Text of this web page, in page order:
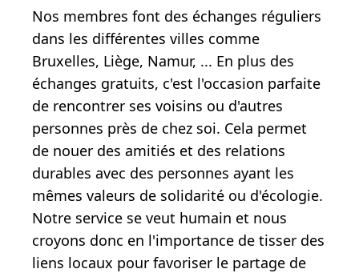
Nos membres font des échanges réguliers
dans les différentes villes comme
Bruxelles, Liège, Namur, ... En plus des
échanges gratuits, c'est l'occasion parfaite
de rencontrer ses voisins ou d'autres
personnes près de chez soi. Cela permet
de nouer des amitiés et des relations
durables avec des personnes ayant les
mêmes valeurs de solidarité ou d'écologie.
Notre service se veut humain et nous
croyons donc en l'importance de tisser des
liens locaux pour favoriser le partage de